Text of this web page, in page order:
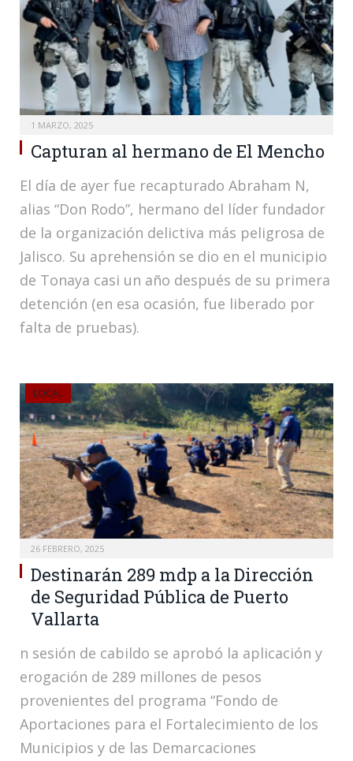
1 MARZO, 2025
Capturan al hermano de El Mencho
El día de ayer fue recapturado Abraham N,
alias “Don Rodo”, hermano del líder fundador
de la organización delictiva más peligrosa de
Jalisco. Su aprehensión se dio en el municipio
de Tonaya casi un año después de su primera
detención (en esa ocasión, fue liberado por
falta de pruebas).
LOCAL
26 FEBRERO, 2025
Destinarán 289 mdp a la Dirección
de Seguridad Pública de Puerto
Vallarta
n sesión de cabildo se aprobó la aplicación y
erogación de 289 millones de pesos
provenientes del programa “Fondo de
Aportaciones para el Fortalecimiento de los
Municipios y de las Demarcaciones